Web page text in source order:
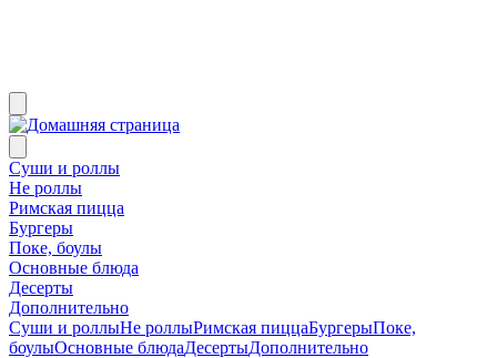
Суши и роллы
Не роллы
Римская пицца
Бургеры
Поке, боулы
Основные блюда
Десерты
Дополнительно
Суши и роллыНе роллыРимская пиццаБургерыПоке,
боулыОсновные блюдаДесертыДополнительно